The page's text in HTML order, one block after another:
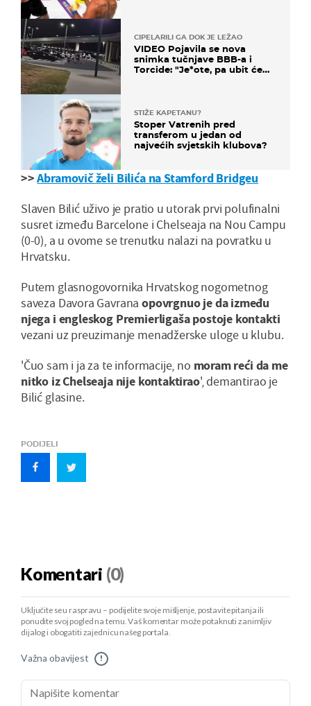
CIPELARILI GA DOK JE LEŽAO
VIDEO Pojavila se nova
snimka tučnjave BBB-a i
Torcide: "Je*ote, pa ubit će
STIŽE KAPETANU?
Stoper Vatrenih pred
transferom u jedan od
najvećih svjetskih klubova?
>>Abramovič želi Bilića na Stamford Bridgeu
Slaven Bilić uživo je pratio u utorak prvi polufinalni
susret između Barcelone i Chelseaja na Nou Campu
(0-0), a u ovome se trenutku nalazi na povratku u
Hrvatsku.
Putem glasnogovornika Hrvatskog nogometnog
saveza Davora Gavranaopovrgnuo je da između
njega i engleskog Premierligaša postoje kontakti
vezani uz preuzimanje menadžerske uloge u klubu.
'Čuo sam i ja za te informacije, no moram reći da me
nitko iz Chelseaja nije kontaktirao', demantirao je
Bilić glasine.
PODIJELI
Komentari (0)
Uključite se u raspravu – podijelite svoje mišljenje, postavite pitanja ili
ponudite svoj pogled na temu. Vaš komentar može potaknuti zanimljiv
dijalog i obogatiti zajednicu našeg portala.
Važna obavijest !